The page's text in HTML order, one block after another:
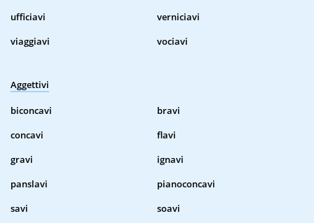
ufficiavi
verniciavi
viaggiavi
vociavi
Aggettivi
biconcavi
bravi
concavi
flavi
gravi
ignavi
panslavi
pianoconcavi
savi
soavi